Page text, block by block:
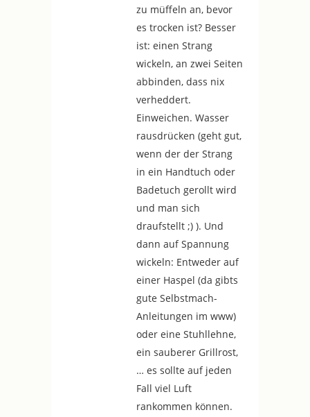
zu müffeln an, bevor
es trocken ist? Besser
ist: einen Strang
wickeln, an zwei Seiten
abbinden, dass nix
verheddert.
Einweichen. Wasser
rausdrücken (geht gut,
wenn der der Strang
in ein Handtuch oder
Badetuch gerollt wird
und man sich
draufstellt ;) ). Und
dann auf Spannung
wickeln: Entweder auf
einer Haspel (da gibts
gute Selbstmach-
Anleitungen im www)
oder eine Stuhllehne,
ein sauberer Grillrost,
… es sollte auf jeden
Fall viel Luft
rankommen können.